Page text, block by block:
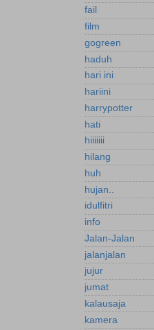
fail
film
gogreen
haduh
hari ini
hariini
harrypotter
hati
hiiiiiii
hilang
huh
hujan..
idulfitri
info
Jalan-Jalan
jalanjalan
jujur
jumat
kalausaja
kamera